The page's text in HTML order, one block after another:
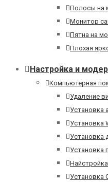
Полосы на
Монитор
Пятна на
Плохая
Настройка и
Компьютерная
Удаление
Установка
Установка
Установка
Установка
Установка